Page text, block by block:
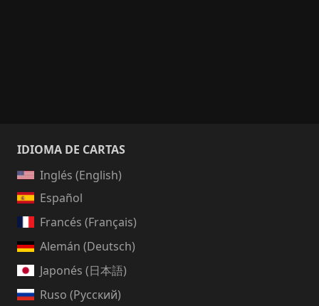
IDIOMA DE CARTAS
Inglés (English)
Español
Francés (Français)
Alemán (Deutsch)
Japonés (日本語)
Ruso (Русский)